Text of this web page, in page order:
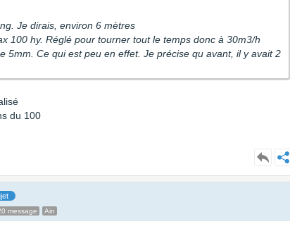
Je dirais, environ 6 mètres
100 hy. Réglé pour tourner tout le temps donc à 30m3/h
5mm. Ce qui est peu en effet. Je précise qu avant, il y avait 2
du 100
message Ain